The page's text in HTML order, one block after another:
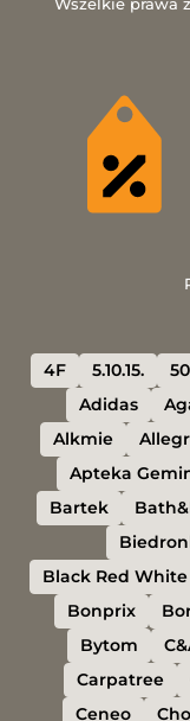
4F 5.10.15.
Adidas
Alkmie
Apteka
Bartek
Black Red White
Bonprix
Bytom
Carpatree
Ceneo